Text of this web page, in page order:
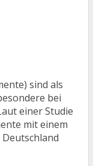
sind als
bei
einer Studie
mit einem
Deutschland